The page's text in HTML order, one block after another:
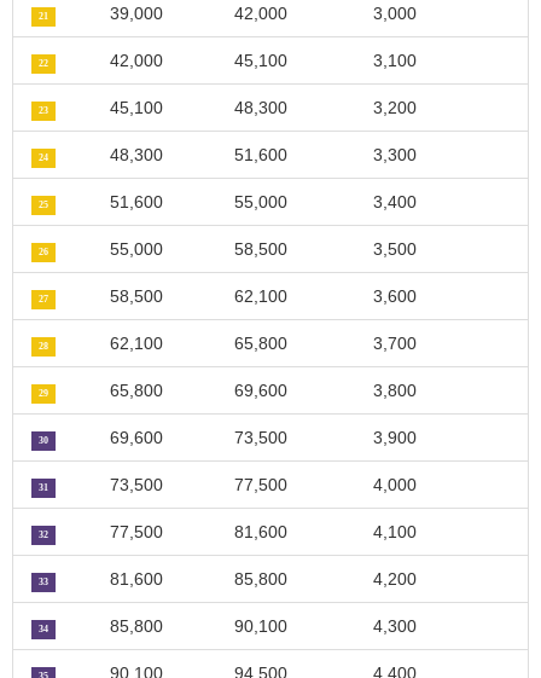
21 39,000 42,000 3,000
22 42,000 45,100 3,100
23 45,100 48,300 3,200
24 48,300 51,600 3,300
25 51,600 55,000 3,400
26 55,000 58,500 3,500
27 58,500 62,100 3,600
28 62,100 65,800 3,700
29 65,800 69,600 3,800
30 69,600 73,500 3,900
31 73,500 77,500 4,000
32 77,500 81,600 4,100
33 81,600 85,800 4,200
34 85,800 90,100 4,300
90,100 94,500 4,400